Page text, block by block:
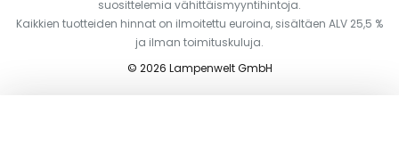
suosittelemia vähittäismyyntihintoja.
Kaikkien tuotteiden hinnat on ilmoitettu euroina, sisältäen ALV 25,5 %
ja ilman toimituskuluja.
© 2026 Lampenwelt GmbH